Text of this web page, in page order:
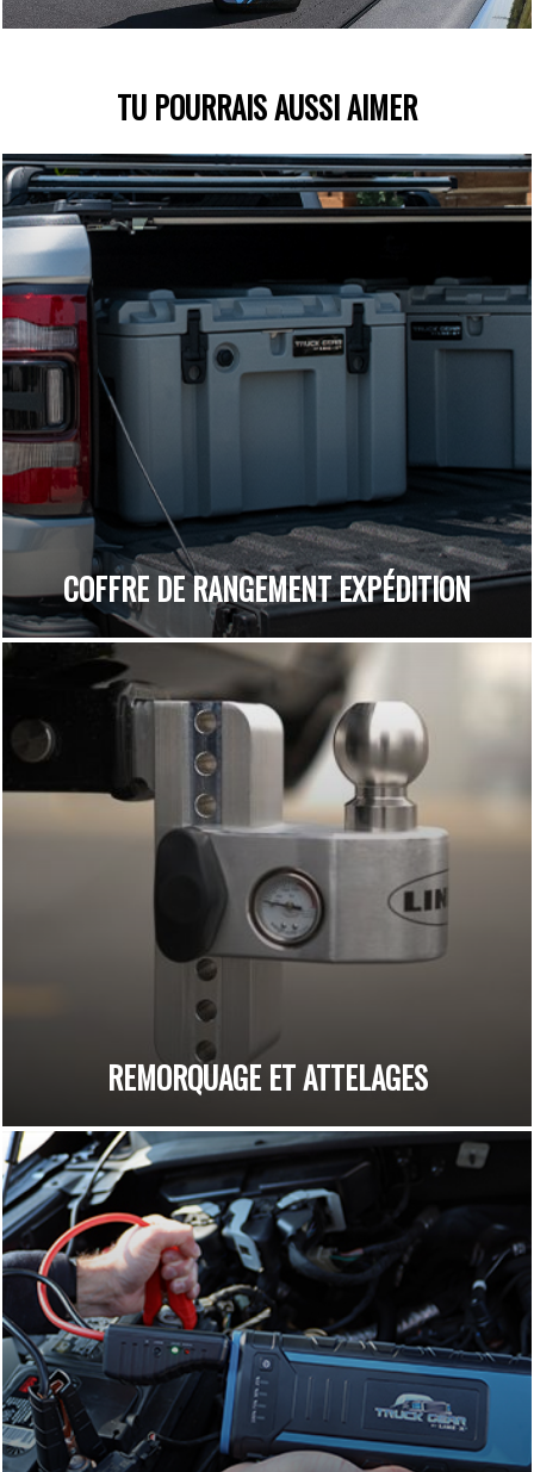
TU POURRAIS AUSSI AIMER
COFFRE DE RANGEMENT EXPÉDITION
REMORQUAGE ET ATTELAGES